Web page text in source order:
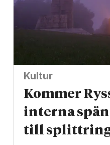
Kultur
Kommer
interna
till